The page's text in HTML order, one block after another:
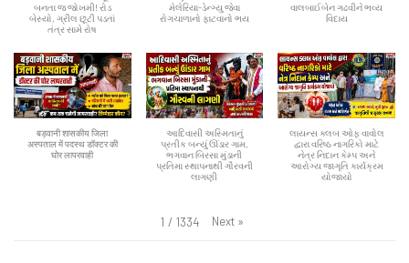
બનતા જ જોખમી! રોડ
બેસ્યો, ગ્રીલ છૂટી પડતાં
તંત્ર સામે રોષ
મેલેરિયા-ડેન્ગ્યુ જેવા
રોગચાળાનો ફાટવાનો ભય
વાલબાઈબેન ગઢવીને ભવ્ય
વિદાય
बड़वानी शासकीय जिला
अस्पताल में पदस्थ डॉक्टर की
घोर लापरवाही
આદિવાસી અસ્મિતાનું
પ્રતીક બન્યું ઊંડાર ગામ,
ભગવાન બિરસા મુંડાની
પ્રતિમા સ્થાપનાથી ગૌરવની
લાગણી
લાયન્સ ક્લબ ઓફ વાવોલ
દ્વારા વરિષ્ઠ નાગરિકો માટે
નેત્ર નિદાન કેમ્પ અને
આરોગ્ય જાગૃતિ કાર્યક્રમ
યોજાયો
1 / 1334 Next »